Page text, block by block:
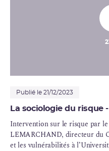
Publié le 21/12/2023
La sociologie du risque
Intervention sur le risque par
LEMARCHAND, directeur du
et les vulnérabilités à